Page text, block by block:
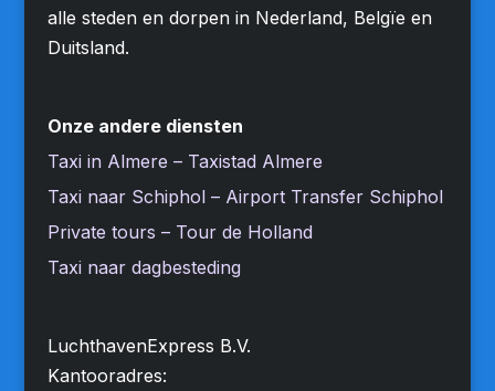
alle steden en dorpen in Nederland, Belgïe en
Duitsland.
Onze andere diensten
Taxi in Almere – Taxistad Almere
Taxi naar Schiphol – Airport Transfer Schiphol
Private tours – Tour de Holland
Taxi naar dagbesteding
LuchthavenExpress B.V.
Kantooradres: